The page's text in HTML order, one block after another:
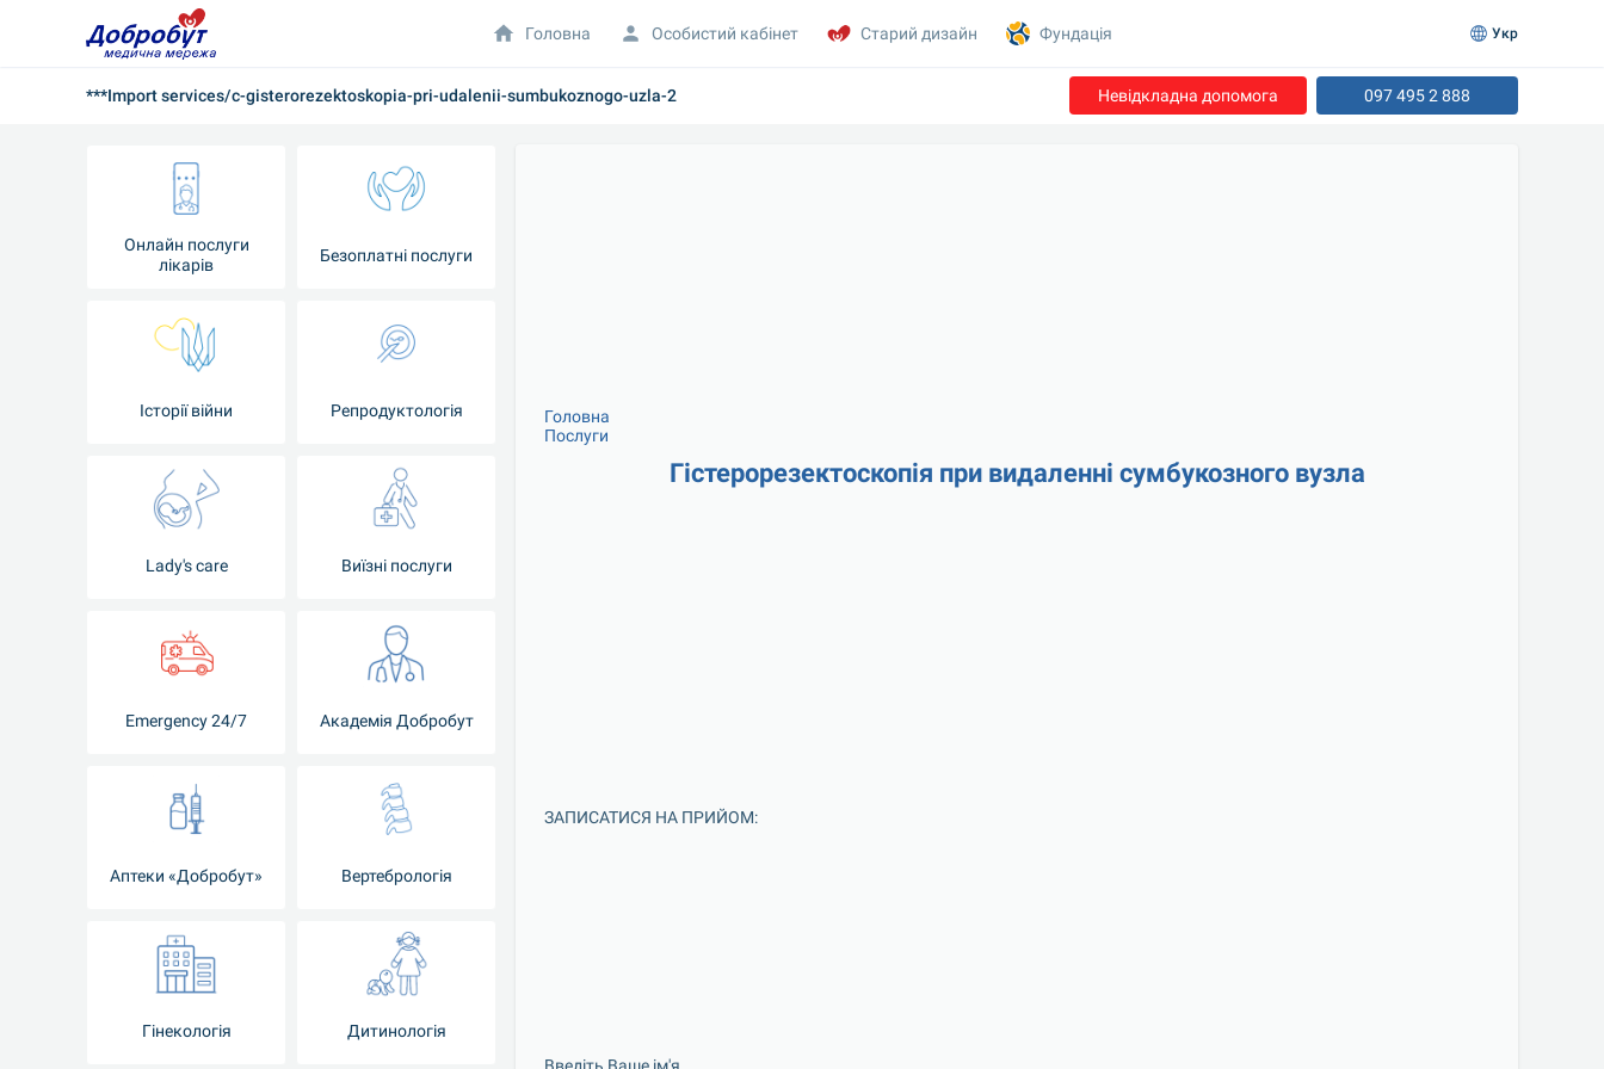
***Import services/c-gisterorezektoskopia-pri-udalenii-sumbukoznogo-uzla-2 Невідкладна допомога 097 495 2 888
Онлайн послуги
лікарів
Безоплатні послуги
Історії війни Репродуктологія
Lady's care Виїзні послуги
Emergency 24/7 Академія Добробут
Аптеки «Добробут» Вертебрологія
Гінекологія Дитинологія
Головна
Послуги
Гістерорезектоскопія при видаленні сумбукозного вузла
ЗАПИСАТИСЯ НА ПРИЙОМ:
Головна Особистий кабінет Старий дизайн Фундація Укр